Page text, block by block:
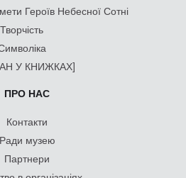
Героїв Небесної Сотні
Творчість
У КНИЖКАХ]
ПРО НАС
Контакти
Ради музею
Партнери